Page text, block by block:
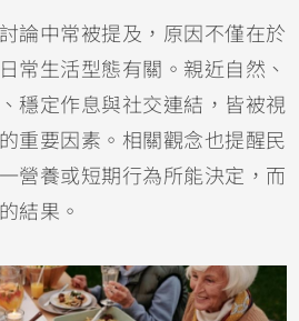
論中常被提及，原因不僅在於
常生活型態有關。親近自然、
穩定作息與社交連結，皆被視
重要因素。相關觀念也提醒民
營養或短期行為所能決定，而
結果。